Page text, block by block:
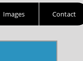
Images Contact